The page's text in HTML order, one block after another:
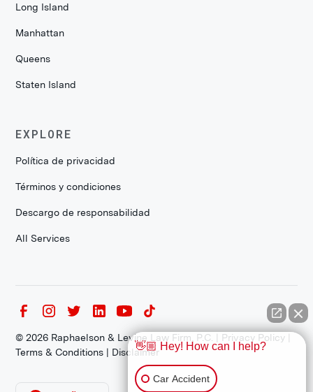
Long Island
Manhattan
Queens
Staten Island
EXPLORE
Política de privacidad
Términos y condiciones
Descargo de responsabilidad
All Services
©2026 Raphaelson & Levine Law Firm, P.C. | Privacy Policy
Terms & Conditions | Disclaimer👋🏼 Hey! How can I help?
Car Accident